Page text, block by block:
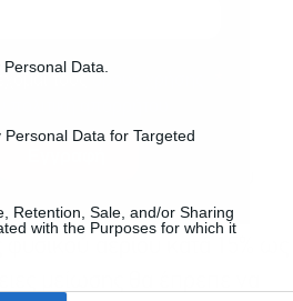
Data.
Data for Targeted
Retention, Sale, and/or Sharing
with the Purposes for which it
Ουκρανία, στο τέλος του
του Ευρωπαϊκού
αερίου κατά 15% ως
τους